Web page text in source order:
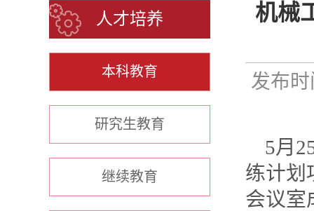
人才培养
本科教育
研究生教育
继续教育
机械
发布
5月
练计划
会议室